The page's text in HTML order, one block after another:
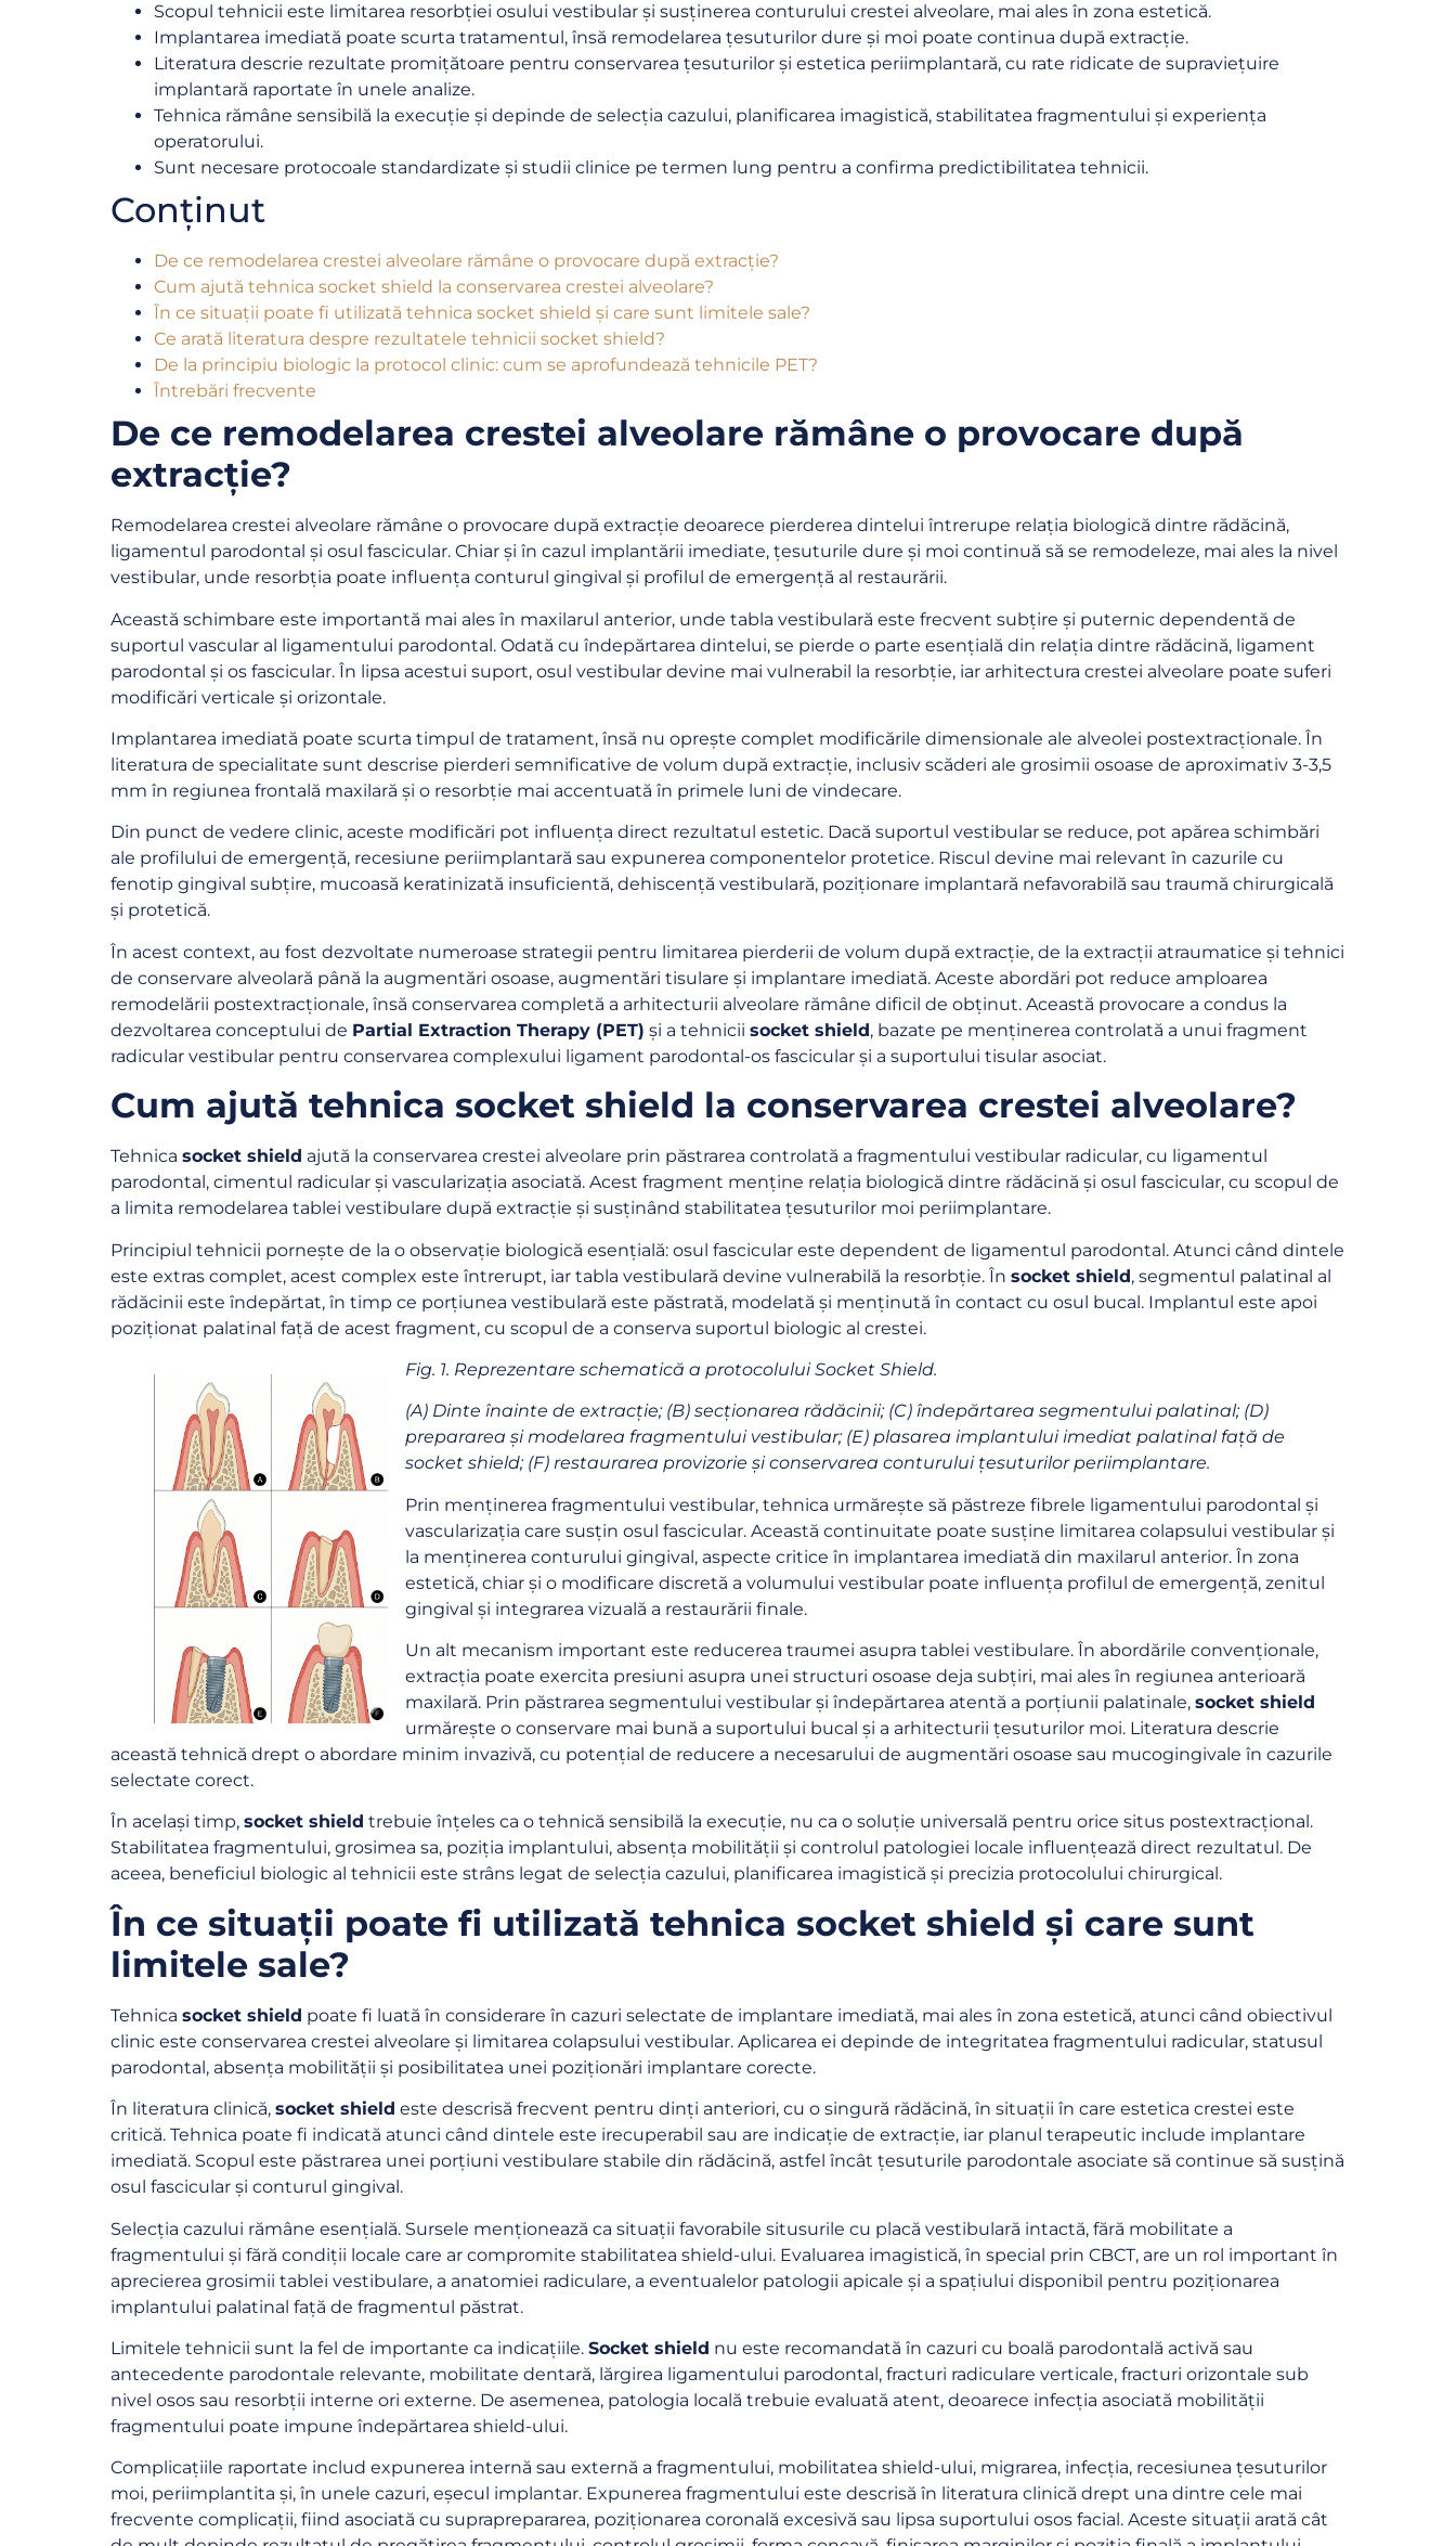
Scopul tehnicii este limitarea resorbției osului vestibular și susținerea conturului crestei alveolare, mai ales în zona estetică.
Implantarea imediată poate scurta tratamentul, însă remodelarea țesuturilor dure și moi poate continua după extracție.
Literatura descrie rezultate promițătoare pentru conservarea țesuturilor și estetica periimplantară, cu rate ridicate de supraviețuire
implantară raportate în unele analize.
Tehnica rămâne sensibilă la execuție și depinde de selecția cazului, planificarea imagistică, stabilitatea fragmentului și experiența
operatorului.
Sunt necesare protocoale standardizate și studii clinice pe termen lung pentru a confirma predictibilitatea tehnicii.
Conținut
De ce remodelarea crestei alveolare rămâne o provocare după extracție?
Cum ajută tehnica socket shield la conservarea crestei alveolare?
În ce situații poate fi utilizată tehnica socket shield și care sunt limitele sale?
Ce arată literatura despre rezultatele tehnicii socket shield?
De la principiu biologic la protocol clinic: cum se aprofundează tehnicile PET?
Întrebări frecvente
De ce remodelarea crestei alveolare rămâne o provocare după
extracție?
Remodelarea crestei alveolare rămâne o provocare după extracție deoarece pierderea dintelui întrerupe relația biologică dintre rădăcină,
ligamentul parodontal și osul fascicular. Chiar și în cazul implantării imediate, țesuturile dure și moi continuă să se remodeleze, mai ales la nivel
vestibular, unde resorbția poate influența conturul gingival și profilul de emergență al restaurării.
Această schimbare este importantă mai ales în maxilarul anterior, unde tabla vestibulară este frecvent subțire și puternic dependentă de
suportul vascular al ligamentului parodontal. Odată cu îndepărtarea dintelui, se pierde o parte esențială din relația dintre rădăcină, ligament
parodontal și os fascicular. În lipsa acestui suport, osul vestibular devine mai vulnerabil la resorbție, iar arhitectura crestei alveolare poate suferi
modificări verticale și orizontale.
Implantarea imediată poate scurta timpul de tratament, însă nu oprește complet modificările dimensionale ale alveolei postextracționale. În
literatura de specialitate sunt descrise pierderi semnificative de volum după extracție, inclusiv scăderi ale grosimii osoase de aproximativ 3-3,5
mm în regiunea frontală maxilară și o resorbție mai accentuată în primele luni de vindecare.
Din punct de vedere clinic, aceste modificări pot influența direct rezultatul estetic. Dacă suportul vestibular se reduce, pot apărea schimbări
ale profilului de emergență, recesiune periimplantară sau expunerea componentelor protetice. Riscul devine mai relevant în cazurile cu
fenotip gingival subțire, mucoasă keratinizată insuficientă, dehiscență vestibulară, poziționare implantară nefavorabilă sau traumă chirurgicală
și protetică.
În acest context, au fost dezvoltate numeroase strategii pentru limitarea pierderii de volum după extracție, de la extracții atraumatice și tehnici
de conservare alveolară până la augmentări osoase, augmentări tisulare și implantare imediată. Aceste abordări pot reduce amploarea
remodelării postextracționale, însă conservarea completă a arhitecturii alveolare rămâne dificil de obținut. Această provocare a condus la
dezvoltarea conceptului de Partial Extraction Therapy (PET) și a tehnicii socket shield, bazate pe menținerea controlată a unui fragment
radicular vestibular pentru conservarea complexului ligament parodontal-os fascicular și a suportului tisular asociat.
Cum ajută tehnica socket shield la conservarea crestei alveolare?
Tehnica socket shield ajută la conservarea crestei alveolare prin păstrarea controlată a fragmentului vestibular radicular, cu ligamentul
parodontal, cimentul radicular și vascularizația asociată. Acest fragment menține relația biologică dintre rădăcină și osul fascicular, cu scopul de
a limita remodelarea tablei vestibulare după extracție și susținând stabilitatea țesuturilor moi periimplantare.
Principiul tehnicii pornește de la o observație biologică esențială: osul fascicular este dependent de ligamentul parodontal. Atunci când dintele
este extras complet, acest complex este întrerupt, iar tabla vestibulară devine vulnerabilă la resorbție. În socket shield, segmentul palatinal al
rădăcinii este îndepărtat, în timp ce porțiunea vestibulară este păstrată, modelată și menținută în contact cu osul bucal. Implantul este apoi
poziționat palatinal față de acest fragment, cu scopul de a conserva suportul biologic al crestei.
Fig. 1. Reprezentare schematică a protocolului Socket Shield.
(A) Dinte înainte de extracție; (B) secționarea rădăcinii; (C) îndepărtarea segmentului palatinal; (D)
prepararea și modelarea fragmentului vestibular; (E) plasarea implantului imediat palatinal față de
socket shield; (F) restaurarea provizorie și conservarea conturului țesuturilor periimplantare.
Prin menținerea fragmentului vestibular, tehnica urmărește să păstreze fibrele ligamentului parodontal și
vascularizația care susțin osul fascicular. Această continuitate poate susține limitarea colapsului vestibular și
la menținerea conturului gingival, aspecte critice în implantarea imediată din maxilarul anterior. În zona
estetică, chiar și o modificare discretă a volumului vestibular poate influența profilul de emergență, zenitul
gingival și integrarea vizuală a restaurării finale.
Un alt mecanism important este reducerea traumei asupra tablei vestibulare. În abordările convenționale,
extracția poate exercita presiuni asupra unei structuri osoase deja subțiri, mai ales în regiunea anterioară
maxilară. Prin păstrarea segmentului vestibular și îndepărtarea atentă a porțiunii palatinale, socket shield
urmărește o conservare mai bună a suportului bucal și a arhitecturii țesuturilor moi. Literatura descrie
această tehnică drept o abordare minim invazivă, cu potențial de reducere a necesarului de augmentări osoase sau mucogingivale în cazurile
selectate corect.
În același timp, socket shield trebuie înțeles ca o tehnică sensibilă la execuție, nu ca o soluție universală pentru orice situs postextracțional.
Stabilitatea fragmentului, grosimea sa, poziția implantului, absența mobilității și controlul patologiei locale influențează direct rezultatul. De
aceea, beneficiul biologic al tehnicii este strâns legat de selecția cazului, planificarea imagistică și precizia protocolului chirurgical.
În ce situații poate fi utilizată tehnica socket shield și care sunt
limitele sale?
Tehnica socket shield poate fi luată în considerare în cazuri selectate de implantare imediată, mai ales în zona estetică, atunci când obiectivul
clinic este conservarea crestei alveolare și limitarea colapsului vestibular. Aplicarea ei depinde de integritatea fragmentului radicular, statusul
parodontal, absența mobilității și posibilitatea unei poziționări implantare corecte.
În literatura clinică, socket shield este descrisă frecvent pentru dinți anteriori, cu o singură rădăcină, în situații în care estetica crestei este
critică. Tehnica poate fi indicată atunci când dintele este irecuperabil sau are indicație de extracție, iar planul terapeutic include implantare
imediată. Scopul este păstrarea unei porțiuni vestibulare stabile din rădăcină, astfel încât țesuturile parodontale asociate să continue să susțină
osul fascicular și conturul gingival.
Selecția cazului rămâne esențială. Sursele menționează ca situații favorabile situsurile cu placă vestibulară intactă, fără mobilitate a
fragmentului și fără condiții locale care ar compromite stabilitatea shield-ului. Evaluarea imagistică, în special prin CBCT, are un rol important în
aprecierea grosimii tablei vestibulare, a anatomiei radiculare, a eventualelor patologii apicale și a spațiului disponibil pentru poziționarea
implantului palatinal față de fragmentul păstrat.
Limitele tehnicii sunt la fel de importante ca indicațiile. Socket shield nu este recomandată în cazuri cu boală parodontală activă sau
antecedente parodontale relevante, mobilitate dentară, lărgirea ligamentului parodontal, fracturi radiculare verticale, fracturi orizontale sub
nivel osos sau resorbții interne ori externe. De asemenea, patologia locală trebuie evaluată atent, deoarece infecția asociată mobilității
fragmentului poate impune îndepărtarea shield-ului.
Complicațiile raportate includ expunerea internă sau externă a fragmentului, mobilitatea shield-ului, migrarea, infecția, recesiunea țesuturilor
moi, periimplantita și, în unele cazuri, eșecul implantar. Expunerea fragmentului este descrisă în literatura clinică drept una dintre cele mai
frecvente complicații, fiind asociată cu supraprepararea, poziționarea coronală excesivă sau lipsa suportului osos facial. Aceste situații arată cât
Dental Professionals
Community!
Find out the latest updates to upgrade your
dental career and connect to like-minded
professionals!
Continue
No thanks